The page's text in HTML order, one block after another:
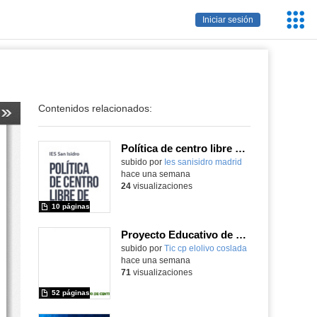
Iniciar sesión
Contenidos relacionados:
Política de centro libre de móviles
subido por Ies sanisidro madrid
10 páginas
hace una semana
24visualizaciones
Proyecto Educativo de Centro actualizado 2026
subido por Tic cp elolivo coslada
52 páginas
hace una semana
71 visualizaciones